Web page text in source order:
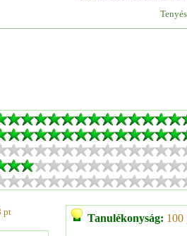
pt
Tanulékonyság: 100